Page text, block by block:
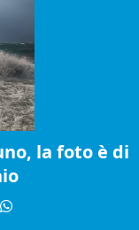
la foto è di